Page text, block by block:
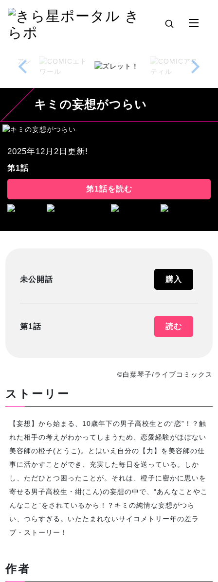
キミの妄想がつらい
2025年12月2日更新!
第1話
第1話を読む
未公開話 購入
第1話 読む
©白葉琴子/ライブコミックス
ストーリー
【妄想】から始まる、10歳年下の男子高校生との“恋”！？触
れた相手の考えがわかってしまうため、恋愛経験がほぼない
美容師の橙子(とうこ)。とはいえ自分の【力】を美容師の仕
事に活かすことができ、充実した毎日を送っている。しか
し、ただひとつ困ったことが。それは、橙子に密かに思いを
寄せる男子高校生・紺(こん)の妄想の中で、“あんなことやこ
んなこと”をされているから！？キミの純情な妄想がつら
い、つらすぎる。いたたまれないサイコメトリー年の差ラ
ブ・ストーリー！
作者